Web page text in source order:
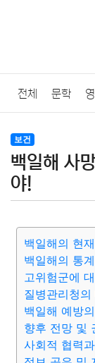
전체 문학
법률
질병 가요
요리 상품리뷰
대출 자동차
종교 사회
보건
백일해 사
야!
백일해의 현
백일해의 통
고위험군에
질병관리청
백일해 예방
향후 전망 및
사회적 협력